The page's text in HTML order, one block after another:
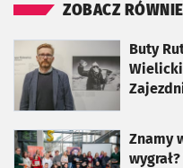
ZOBACZ
Buty
otworzy się w nowej karcie
Znamy
otworzy się w nowej karcie